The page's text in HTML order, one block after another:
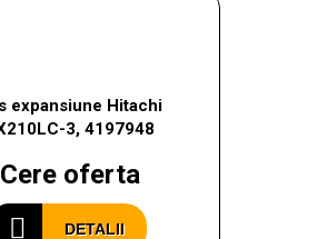
expansiune Hitachi
3, 4197948
Cere oferta
DETALII